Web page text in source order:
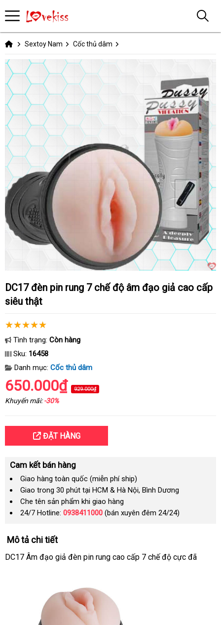
Sextoy Nam Cốc thủ dâm
DC17 đèn pin rung 7 chế độ âm đạo giả cao cấp
siêu thật
Tình trạng: Còn hàng
Sku: 16458
Danh mục: Cốc thủ dâm
650.000₫ 929.000₫
Khuyến mãi:-30%
ĐẶT HÀNG
Cam kết bán hàng
Giao hàng toàn quốc (miễn phí ship)
Giao trong 30 phút tại HCM & Hà Nội, Bình Dương
Che tên sản phẩm khi giao hàng
24/7 Hotline: 0938411000 (bán xuyên đêm 24/24)
Mô tả chi tiết
DC17 Âm đạo giả đèn pin rung cao cấp 7 chế độ cực đã